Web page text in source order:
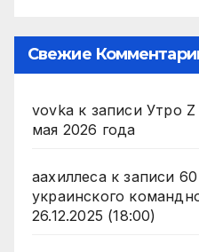
Свежие
vovka к записи Утро
мая 2026 года
аахиллесак записи
украинского
26.12.2025 (18:00)